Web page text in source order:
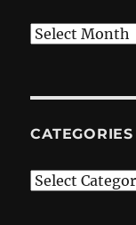
Archives
CATEGORIES
Categories